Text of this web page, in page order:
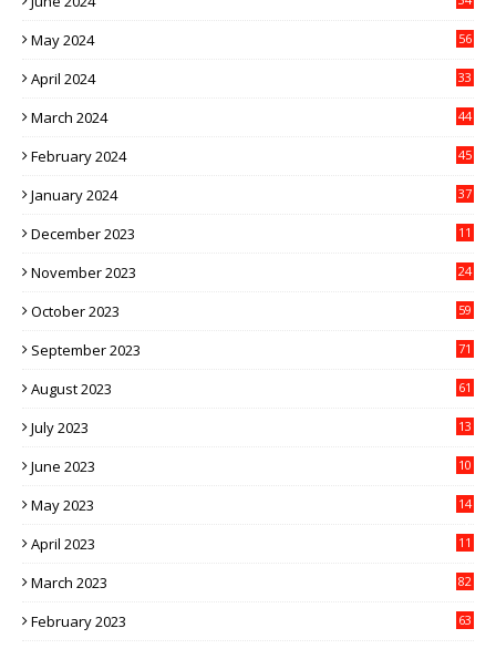
May 2024 56
April 2024 33
March 2024 44
February 2024 45
January 2024 37
December 2023 11
November 2023 24
October 2023 59
September 2023 71
August 2023 61
July 2023
13
June 2023
10
May 2023
14
April 2023
11
March 2023 82
February 2023 63